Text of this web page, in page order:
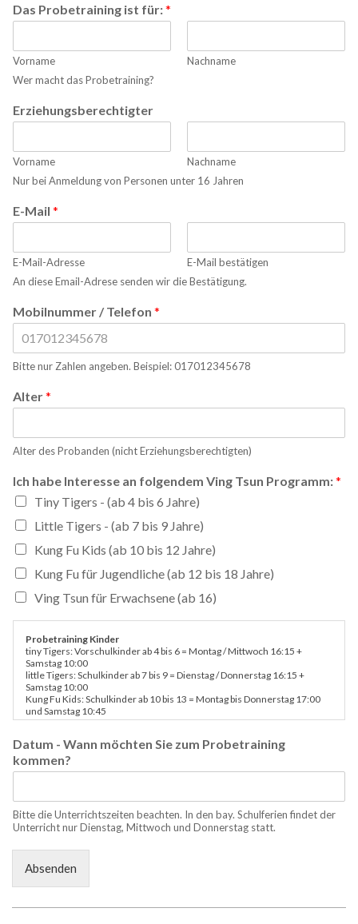
Das Probetraining ist für:*
Vorname
Nachname
Wer macht das Probetraining?
Erziehungsberechtigter
Vorname
Nachname
Nur bei Anmeldung von Personen unter 16 Jahren
E-Mail *
E-Mail-Adresse
E-Mail bestätigen
An diese Email-Adrese senden wir die Bestätigung.
Mobilnummer / Telefon *
Bitte nur Zahlen angeben. Beispiel: 017012345678
Alter*
Alter des Probanden (nicht Erziehungsberechtigten)
Ich habe Interesse an folgendem Ving Tsun Programm:*
Tiny Tigers - (ab 4 bis 6 Jahre)
Little Tigers - (ab 7 bis 9 Jahre)
Kung Fu Kids (ab 10 bis 12 Jahre)
Kung Fu für Jugendliche (ab 12 bis 18 Jahre)
Ving Tsun für Erwachsene (ab 16)
Probetraining Kinder
tiny Tigers: Vorschulkinder ab 4 bis 6 = Montag / Mittwoch 16:15 +
Samstag 10:00
little Tigers: Schulkinder ab 7 bis 9 = Dienstag / Donnerstag 16:15 +
Samstag 10:00
Kung Fu Kids: Schulkinder ab 10 bis 13 = Montag bis Donnerstag 17:00
und Samstag 10:45
Kick- und Thaiboxen - Montag bis Donnerstag 18:00
Ving Tsun Erwachsene
Datum - Wann möchten Sie zum Probetraining
kommen?
Bitte die Unterrichtszeiten beachten. In den bay. Schulferien findet der
Unterricht nur Dienstag, Mittwoch und Donnerstag statt.
Absenden